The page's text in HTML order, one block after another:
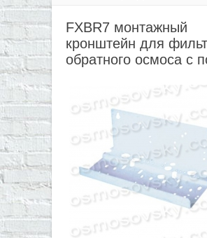
FXBR7 монтажный
кронштейн для
обратного осмоса с